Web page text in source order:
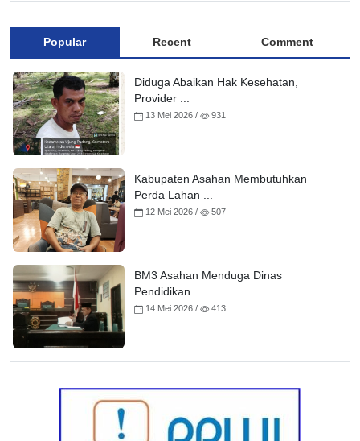
Popular Recent Comment
Diduga Abaikan Hak Kesehatan,
Provider ...
13 Mei 2026 / 931
Kabupaten Asahan Membutuhkan
Perda Lahan ...
12 Mei 2026 / 507
BM3 Asahan Menduga Dinas
Pendidikan ...
14 Mei 2026 / 413